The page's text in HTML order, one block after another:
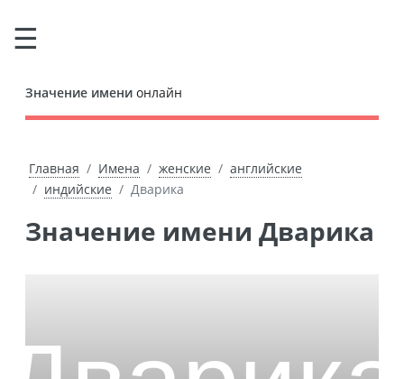
Значение имени онлайн
Главная Имена женские
английские
индийские
Дварика
Значение имени Дварика